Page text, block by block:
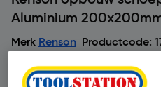
Aluminium
Merk Renson Productcode: